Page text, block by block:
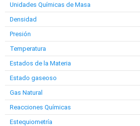
Unidades Químicas de Masa
Densidad
Presión
Temperatura
Estados de la Materia
Estado gaseoso
Gas Natural
Reacciones Químicas
Estequiometría